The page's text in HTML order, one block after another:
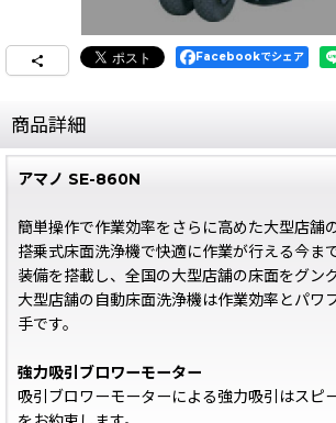
Facebookでシェア
商品詳細
アマノ SE-860N
簡単操作で作業効率をさらに高めた大型店舗
搭乗式床面洗浄機で快適に作業が行える今ま
装備を搭載し、全国の大型店舗の床面をグン
大型店舗の自動床面洗浄機は作業効率とパワ
手です。
強力吸引ブロワーモーター
吸引ブロワーモーターによる強力吸引はスピ